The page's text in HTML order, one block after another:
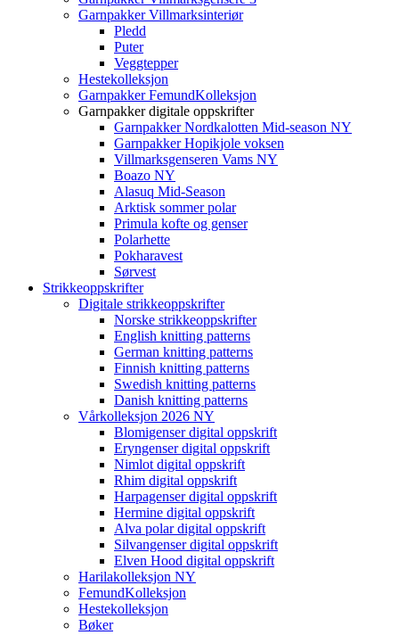
Garnpakker Villmarksinteriør
Pledd
Puter
Veggtepper
Hestekolleksjon
Garnpakker FemundKolleksjon
Garnpakker digitale oppskrifter
Garnpakker Nordkalotten Mid-season NY
Garnpakker Hopikjole voksen
Villmarksgenseren Vams NY
Boazo NY
Alasuq Mid-Season
Arktisk sommer polar
Primula kofte og genser
Polarhette
Pokharavest
Sørvest
Strikkeoppskrifter
Digitale strikkeoppskrifter
Norske strikkeoppskrifter
English knitting patterns
German knitting patterns
Finnish knitting patterns
Swedish knitting patterns
Danish knitting patterns
Vårkolleksjon 2026 NY
Blomigenser digital oppskrift
Eryngenser digital oppskrift
Nimlot digital oppskrift
Rhim digital oppskrift
Harpagenser digital oppskrift
Hermine digital oppskrift
Alva polar digital oppskrift
Silvangenser digital oppskrift
Elven Hood digital oppskrift
Harilakolleksjon NY
FemundKolleksjon
Hestekolleksjon
Bøker